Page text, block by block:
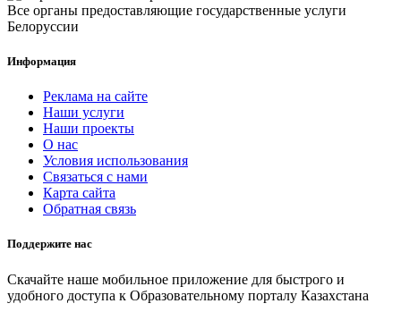
Все органы предоставляющие государственные услуги
Белоруссии
Информация
Реклама на сайте
Наши услуги
Наши проекты
О нас
Условия использования
Связаться с нами
Карта сайта
Обратная связь
Поддержите нас
Скачайте наше мобильное приложение для быстрого и
удобного доступа к Образовательному порталу Казахстана